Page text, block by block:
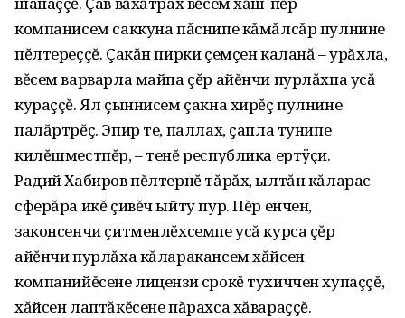
компанисем саккуна пăснипе кăмăлсăр пулнине
пĕлтереççĕ. Çакăн пирки çемçен каланă – урăхла,
вĕсем варварла майпа çĕр айĕнчи пурлăхпа усă
кураççĕ. Ял çыннисем çакна хирĕç пулнине
палăртрĕç. Эпир те, паллах, çапла тунипе
килĕшместпĕр, – тенĕ республика ертÿçи.
Радий Хабиров пĕлтернĕ тăрăх, ылтăн кăларас
сферăра икĕ çивĕч ыйту пур. Пĕр енчен,
законсенчи çитменлĕхсемпе усă курса çĕр
айĕнчи пурлăха кăларакансем хăйсен
компанийĕсене лицензи срокĕ тухиччен хупаççĕ,
хăйсен лаптăкĕсене пăрахса хăвараççĕ.